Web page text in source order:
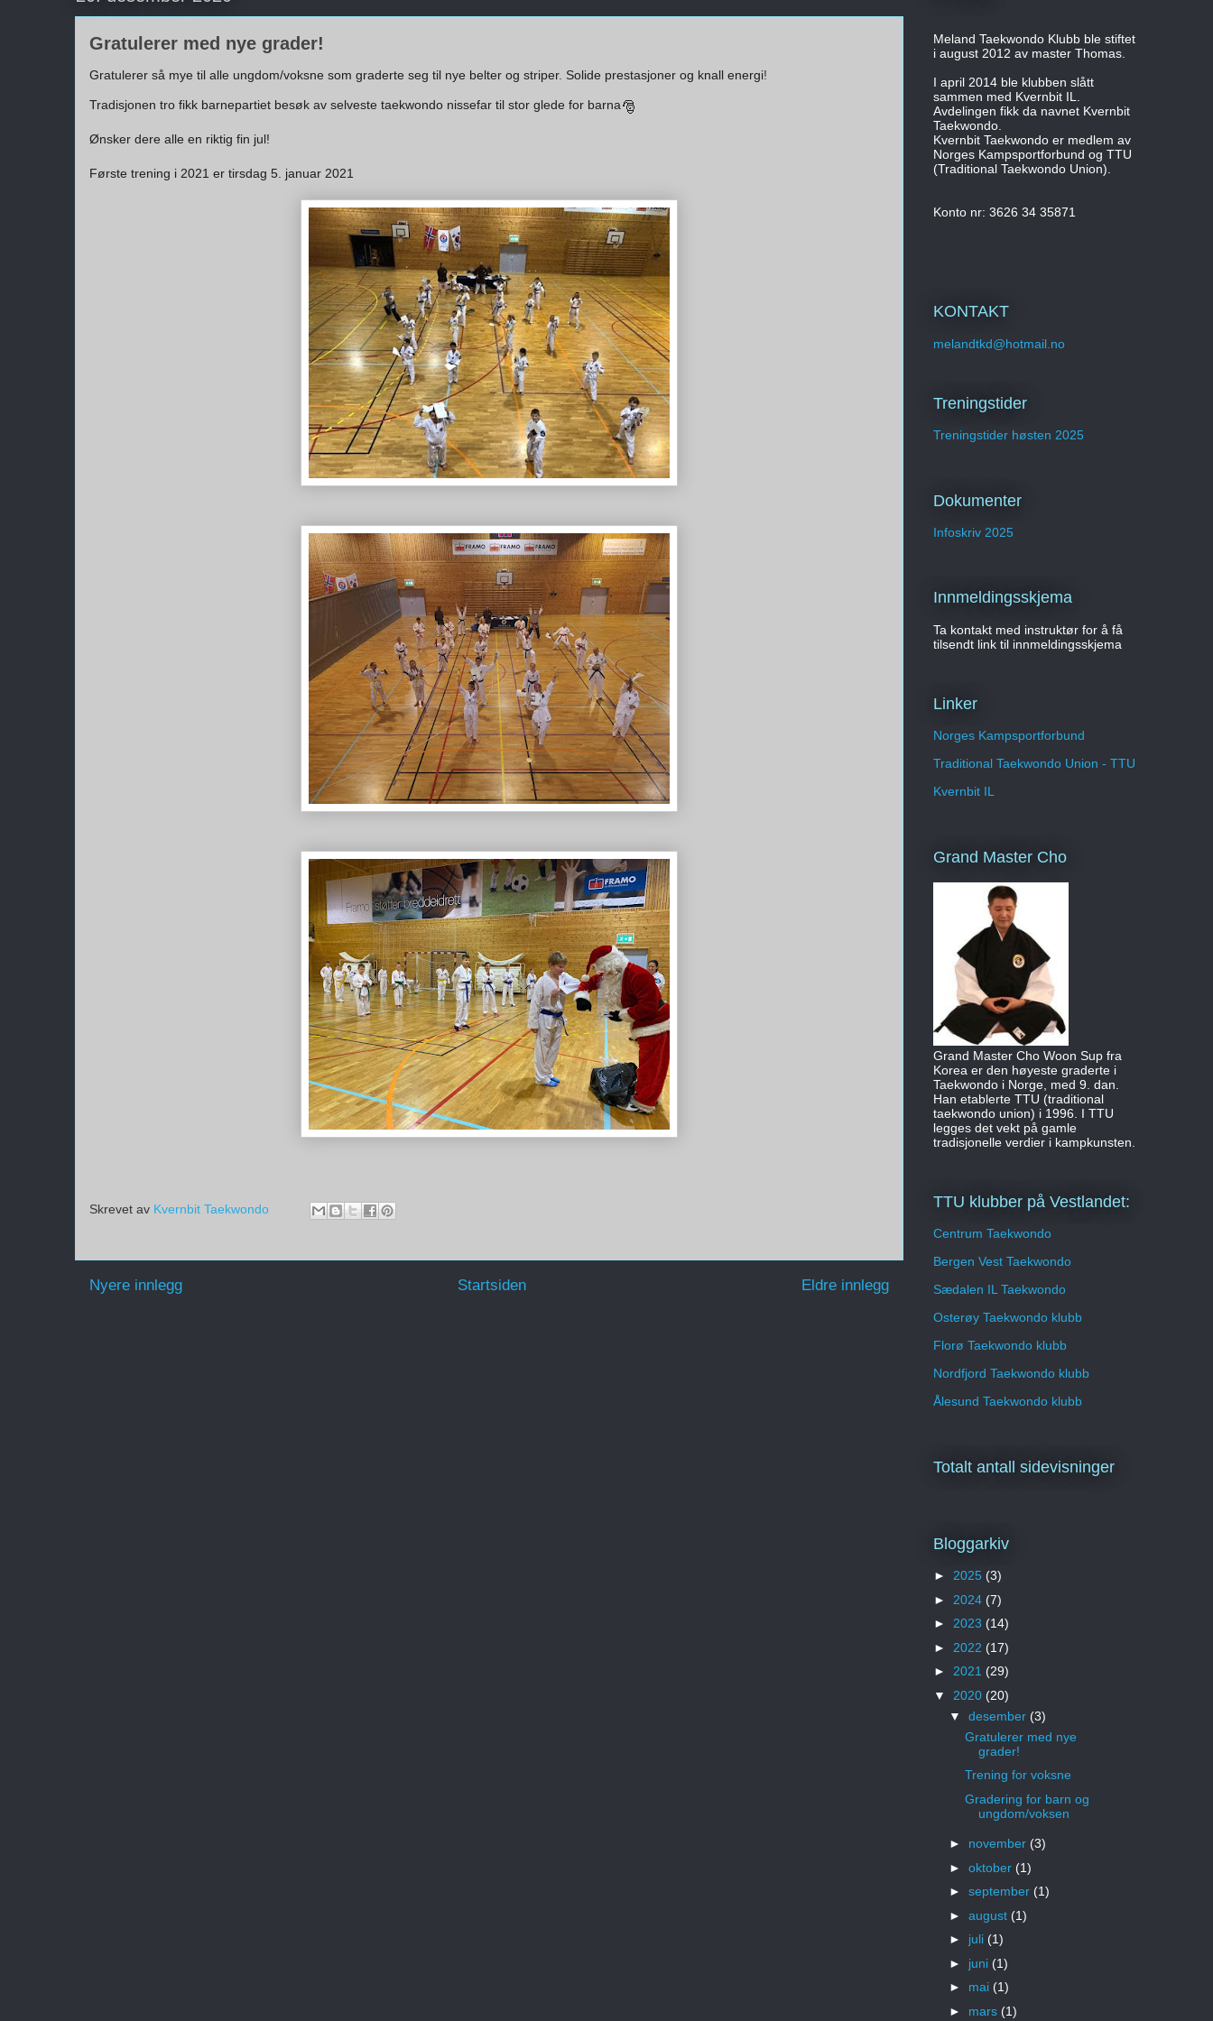
Gratulerer med nye grader!
Gratulerer så mye til alle ungdom/voksne som graderte seg til nye belter og striper. Solide prestasjoner og knall energi!
Tradisjonen tro fikk barnepartiet besøk av selveste taekwondo nissefar til stor glede for barna🎅
Ønsker dere alle en riktig fin jul!
Første trening i 2021 er tirsdag 5. januar 2021
Skrevet av Kvernbit Taekwondo
Nyere innlegg Eldre innlegg
Startsiden
Meland Taekwondo Klubb ble stiftet
i august 2012 av master Thomas.
I april 2014 ble klubben slått
sammen med Kvernbit IL.
Avdelingen fikk da navnet Kvernbit
Taekwondo.
Kvernbit Taekwondo er medlem av
Norges Kampsportforbund og TTU
(Traditional Taekwondo Union).
Konto nr: 3626 34 35871
KONTAKT
melandtkd@hotmail.no
Treningstider
Treningstider høsten 2025
Dokumenter
Infoskriv 2025
Innmeldingsskjema
Ta kontakt med instruktør for å få
tilsendt link til innmeldingsskjema
Linker
Norges Kampsportforbund
Traditional Taekwondo Union - TTU
Kvernbit IL
Grand Master Cho
Grand Master Cho Woon Sup fra
Korea er den høyeste graderte i
Taekwondo i Norge, med 9. dan.
Han etablerte TTU (traditional
taekwondo union) i 1996. I TTU
legges det vekt på gamle
tradisjonelle verdier i kampkunsten.
TTU klubber på Vestlandet:
Centrum Taekwondo
Bergen Vest Taekwondo
Sædalen IL Taekwondo
Osterøy Taekwondo klubb
Florø Taekwondo klubb
Nordfjord Taekwondo klubb
Ålesund Taekwondo klubb
Totalt antall sidevisninger
Bloggarkiv
► 2025 (3)
► 2024 (7)
► 2023 (14)
► 2022 (17)
► 2021 (29)
▼ 2020 (20)
▼ desember (3)
Gratulerer med nye
grader!
Trening for voksne
Gradering for barn og
ungdom/voksen
► november (3)
► oktober (1)
► september (1)
► august (1)
► juli (1)
► juni (1)
► mai (1)
► mars (1)